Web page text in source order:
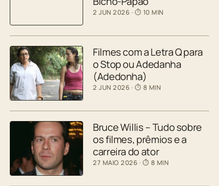
2 JUN 2026 · ⏱ 10 MIN
Filmes com a Letra Q para
o Stop ou Adedanha
(Adedonha)
2 JUN 2026 · ⏱ 8 MIN
Bruce Willis – Tudo sobre
os filmes, prêmios e a
carreira do ator
27 MAIO 2026 · ⏱ 8 MIN